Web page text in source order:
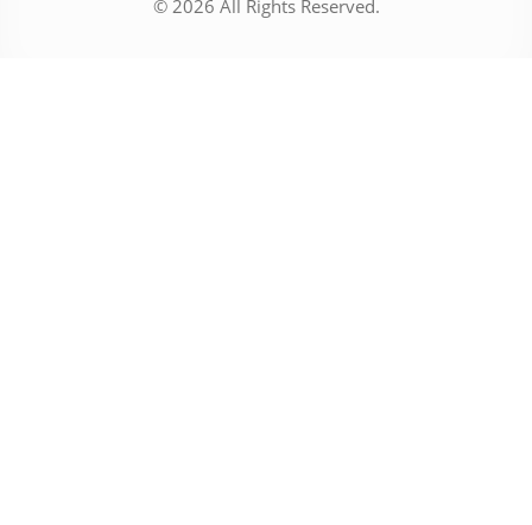
© 2026 All Rights Reserved.